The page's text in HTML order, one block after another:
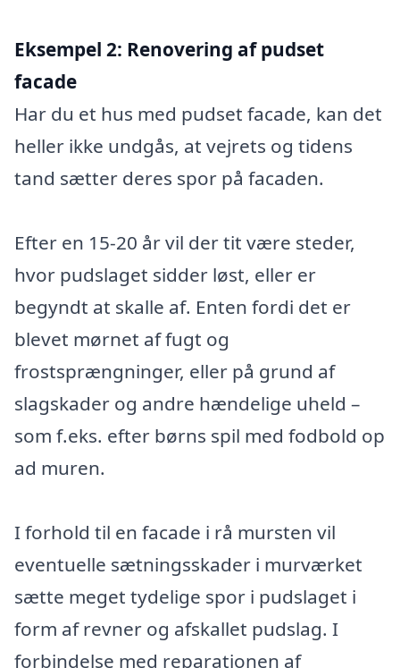
Eksempel 2: Renovering af pudset
facade
Har du et hus med pudset facade, kan det
heller ikke undgås, at vejrets og tidens
tand sætter deres spor på facaden.
Efter en 15-20 år vil der tit være steder,
hvor pudslaget sidder løst, eller er
begyndt at skalle af. Enten fordi det er
blevet mørnet af fugt og
frostsprængninger, eller på grund af
slagskader og andre hændelige uheld –
som f.eks. efter børns spil med fodbold op
ad muren.
I forhold til en facade i rå mursten vil
eventuelle sætningsskader i murværket
sætte meget tydelige spor i pudslaget i
form af revner og afskallet pudslag. I
forbindelse med reparationen af